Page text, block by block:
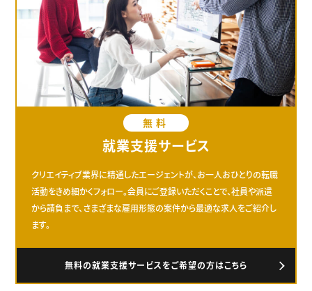
無料
就業支援サービス
クリエイティブ業界に精通したエージェントが、お一人おひとりの転職
活動をきめ細かくフォロー。会員にご登録いただくことで、社員や派遣
から請負まで、さまざまな雇用形態の案件から最適な求人をご紹介し
ます。
無料の就業支援サービスをご希望の方はこちら